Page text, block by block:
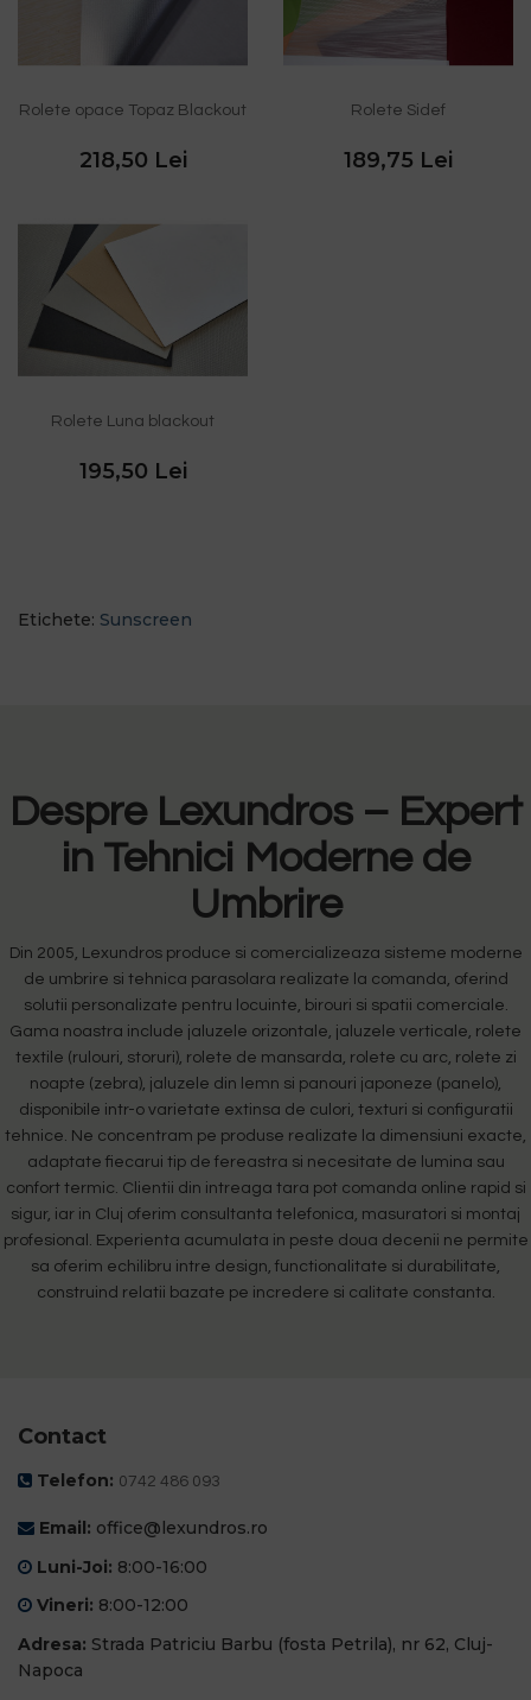
Rolete opace Topaz Blackout
218,50 Lei
Rolete Sidef
189,75 Lei
Rolete Luna blackout
195,50 Lei
Etichete: Sunscreen
Despre Lexundros – Expert
in Tehnici Moderne de
Umbrire
Din 2005, Lexundros produce si comercializeaza sisteme moderne
de umbrire si tehnica parasolara realizate la comanda, oferind
solutii personalizate pentru locuinte, birouri si spatii comerciale.
Gama noastra include jaluzele orizontale, jaluzele verticale, rolete
textile (rulouri, storuri), rolete de mansarda, rolete cu arc, rolete zi
noapte (zebra), jaluzele din lemn si panouri japoneze (panelo),
disponibile intr-o varietate extinsa de culori, texturi si configuratii
tehnice. Ne concentram pe produse realizate la dimensiuni exacte,
adaptate fiecarui tip de fereastra si necesitate de lumina sau
confort termic. Clientii din intreaga tara pot comanda online rapid si
sigur, iar in Cluj oferim consultanta telefonica, masuratori si montaj
profesional. Experienta acumulata in peste doua decenii ne permite
sa oferim echilibru intre design, functionalitate si durabilitate,
construind relatii bazate pe incredere si calitate constanta.
Contact
Telefon: 0742 486 093
Email: office@lexundros.ro
Luni-Joi: 8:00-16:00
Vineri: 8:00-12:00
Adresa: Strada Patriciu Barbu (fosta Petrila), nr 62, Cluj-
Napoca